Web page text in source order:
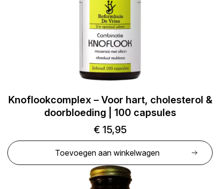
Knoflookcomplex – Voor hart, cholesterol &
doorbloeding | 100 capsules
€ 15,95
Toevoegen aan winkelwagen